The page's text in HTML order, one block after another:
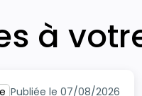
à
Publiée le 07/08/2026